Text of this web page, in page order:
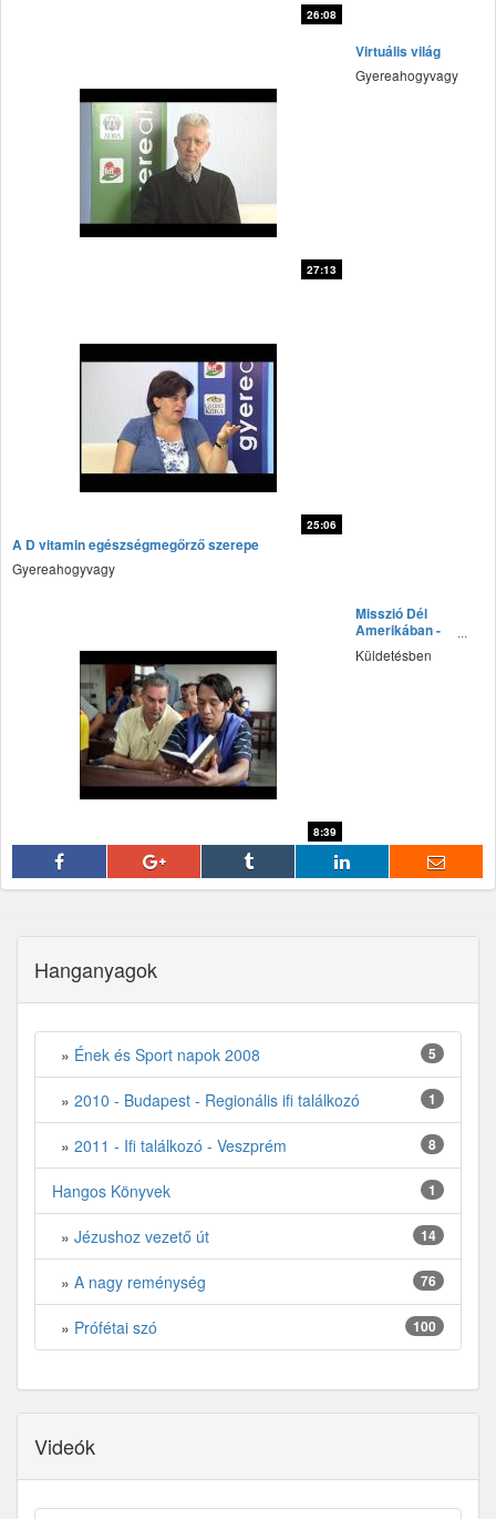
26:08
27:13
Virtuális világ
Gyereahogyvagy
25:06
A D vitamin egészségmegőrző szerepe
Gyereahogyvagy
8:39
fff
Misszió Dél
Amerikában -
2016 január
Küldetésben
Hanganyagok
5
» Ének és Sport napok 2008
1
» 2010 - Budapest - Regionális ifi találkozó
8
» 2011 - Ifi találkozó - Veszprém
1
Hangos Könyvek
14
» Jézushoz vezető út
76
» A nagy reménység
100
» Prófétai szó
Videók